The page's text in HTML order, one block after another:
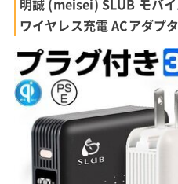
ワイヤレス充電 ACアダプ